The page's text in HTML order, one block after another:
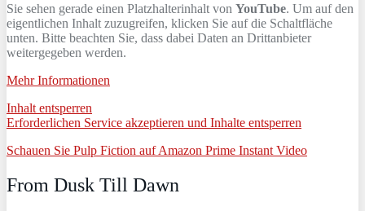
Sie sehen gerade einen Platzhalterinhalt von YouTube. Um auf den
eigentlichen Inhalt zuzugreifen, klicken Sie auf die Schaltfläche
unten. Bitte beachten Sie, dass dabei Daten an Drittanbieter
weitergegeben werden.
Mehr Informationen
Inhalt entsperren
Erforderlichen Service akzeptieren und Inhalte entsperren
Schauen Sie Pulp Fiction auf Amazon Prime Instant Video
From Dusk Till Dawn